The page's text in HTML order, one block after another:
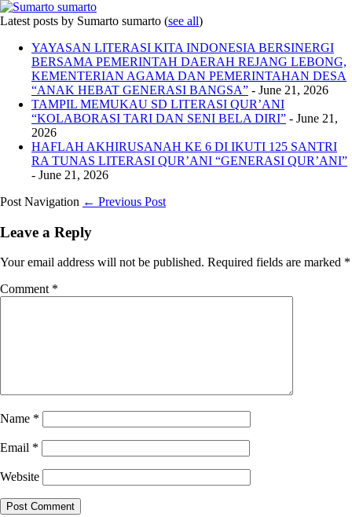
Latest posts by Sumarto sumarto (see all)
YAYASAN LITERASI KITA INDONESIA BERSINERGI
BERSAMA PEMERINTAH DAERAH REJANG LEBONG,
KEMENTERIAN AGAMA DAN PEMERINTAHAN DESA
“ANAK HEBAT GENERASI BANGSA” - June 21, 2026
TAMPIL MEMUKAU SD LITERASI QUR’ANI
“KOLABORASI TARI DAN SENI BELA DIRI” - June 21,
2026
HAFLAH AKHIRUSANAH KE 6 DI IKUTI 125 SANTRI
RA TUNAS LITERASI QUR’ANI “GENERASI QUR’ANI”
- June 21, 2026
Post Navigation ← Previous Post
Leave a Reply
Your email address will not be published. Required fields are marked *
Comment *
Name *
Email *
Website